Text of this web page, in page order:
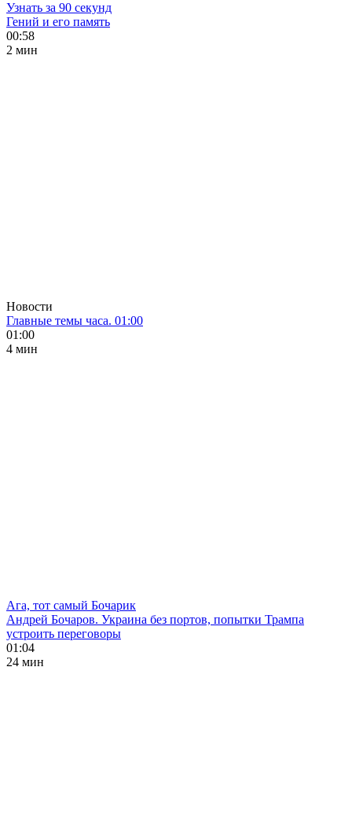
Узнать за 90 секунд
Гений и его память
00:58
2 мин
Новости
Главные темы часа. 01:00
01:00
4 мин
Ага, тот самый Бочарик
Андрей Бочаров. Украина без портов, попытки Трампа
устроить переговоры
01:04
24 мин